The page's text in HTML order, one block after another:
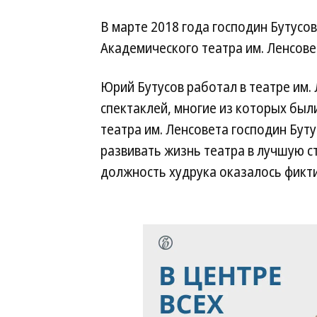
В марте 2018 года господин
Академического театра им.
Юрий Бутусов работал в театре им.
спектаклей, многие из которых
театра им. Ленсовета господин
развивать жизнь театра в лучшую
должность худрука оказалось
Новости партнеров
ВСУ точно получат